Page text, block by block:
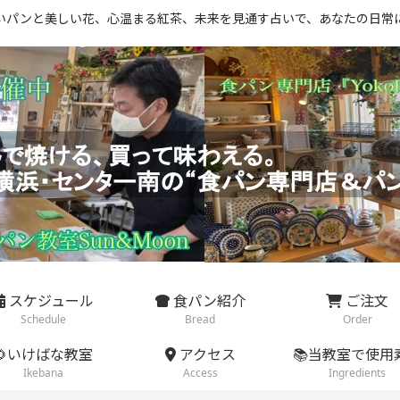
パンと美しい花、心温まる紅茶、未来を見通す占いで、あなたの日常
スケジュール
Schedule
食パン紹介
Bread
ご注文
Order
いけばな教室
Ikebana
アクセス
Access
📚当教室で使用
Ingredients